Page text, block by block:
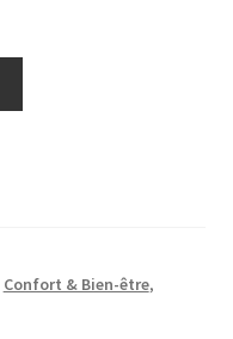
Confort & Bien-être,